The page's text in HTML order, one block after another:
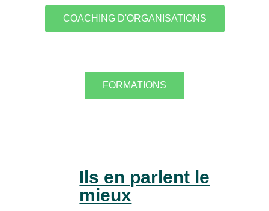
COACHING D'ORGANISATIONS
FORMATIONS
Ils en parlent le
mieux